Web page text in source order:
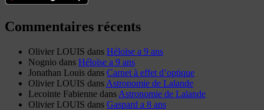
Commentaires récents
Olivier LOUIS dans Héloïse a 9 ans
Nognio dans Héloïse a 9 ans
Jonathan Louis dans Carnet à effet d’optique
Olivier LOUIS dans Astronomie de Lalande
Lecointe Fabienne dans Astronomie de Lalande
Olivier LOUIS dans Gaspard a 8 ans